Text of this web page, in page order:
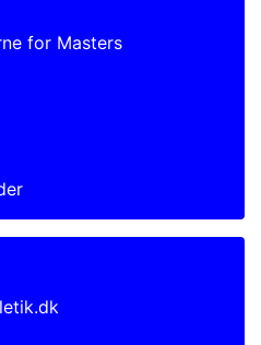
for Masters